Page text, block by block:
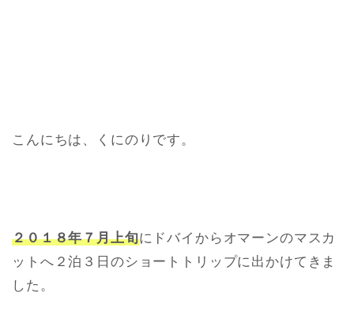
こんにちは、くにのりです。
２０１８年７月上旬にドバイからオマーンのマスカ
ットへ２泊３日のショートトリップに出かけてきま
した。